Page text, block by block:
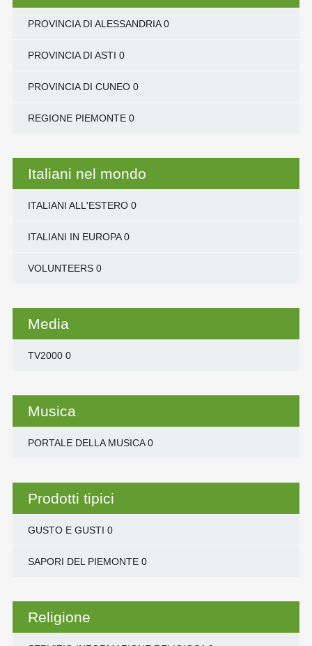
PROVINCIA DI ALESSANDRIA0
PROVINCIA DI ASTI 0
PROVINCIA DI CUNEO0
REGIONE PIEMONTE0
Italiani nel mondo
ITALIANI ALL'ESTERO0
ITALIANI IN EUROPA0
VOLUNTEERS0
Media
TV20000
Musica
PORTALE DELLA MUSICA0
Prodotti tipici
GUSTO E GUSTI 0
SAPORI DEL PIEMONTE0
Religione